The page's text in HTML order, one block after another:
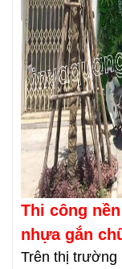
Thi công
nhựa gắn
Trên thị trường